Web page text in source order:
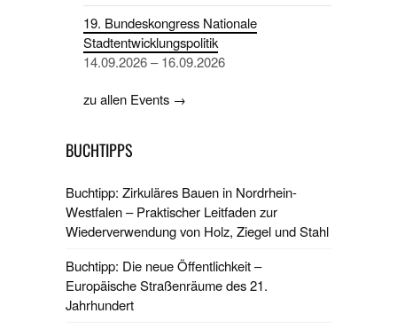
19. Bundeskongress Nationale
Stadtentwicklungspolitik
14.09.2026 – 16.09.2026
zu allen Events →
BUCHTIPPS
Buchtipp: Zirkuläres Bauen in Nordrhein-
Westfalen – Praktischer Leitfaden zur
Wiederverwendung von Holz, Ziegel und Stahl
Buchtipp: Die neue Öffentlichkeit –
Europäische Straßenräume des 21.
Jahrhundert